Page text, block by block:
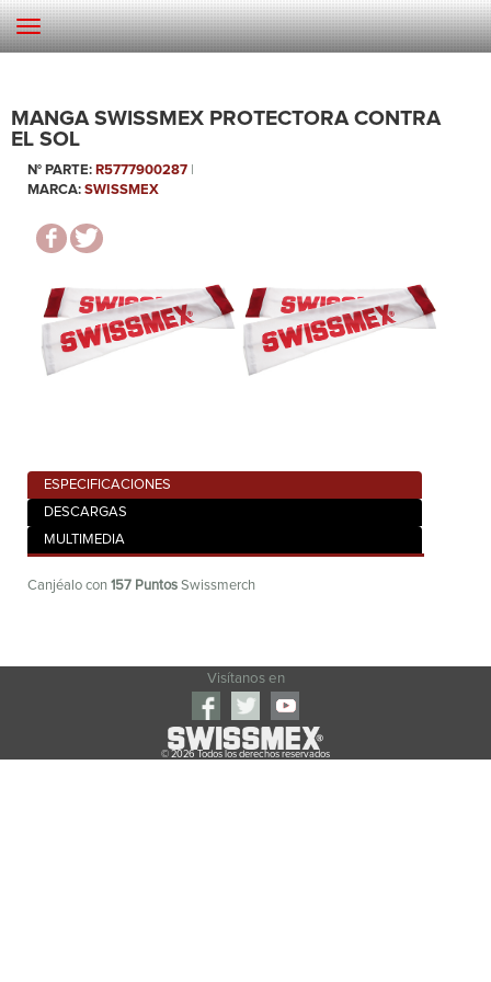
MANGA SWISSMEX PROTECTORA CONTRA
EL SOL
N° PARTE: R5777900287
MARCA: SWISSMEX
ESPECIFICACIONES
DESCARGAS
MULTIMEDIA
Canjéalo con 157 Puntos Swissmerch
Visítanos en
© 2026 Todos los derechos reservados